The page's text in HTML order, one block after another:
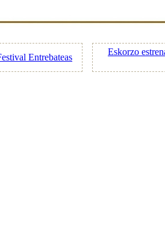
Entrebateas
Eskorzo